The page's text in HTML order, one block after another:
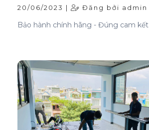
20/06/2023 | Đăng bởi admin
Bảo hành chính hãng - Đúng cam kết